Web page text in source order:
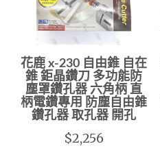
花鹿 x-230 自由錐 自在
錐 鉅晶鑽刀 多功能防
塵罩鑽孔器 六角柄 直
柄電鑽專用 防塵自由錐
鑽孔器 取孔器 開孔
$2,256